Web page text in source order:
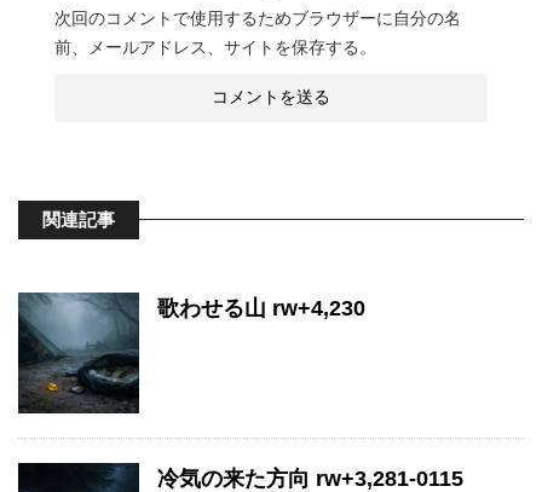
次回のコメントで使用するためブラウザーに自分の名
前、メールアドレス、サイトを保存する。
関連記事
歌わせる山 rw+4,230
冷気の来た方向 rw+3,281-0115